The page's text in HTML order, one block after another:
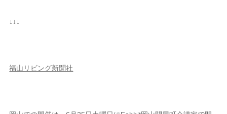
↓↓↓
福山リビング新聞社